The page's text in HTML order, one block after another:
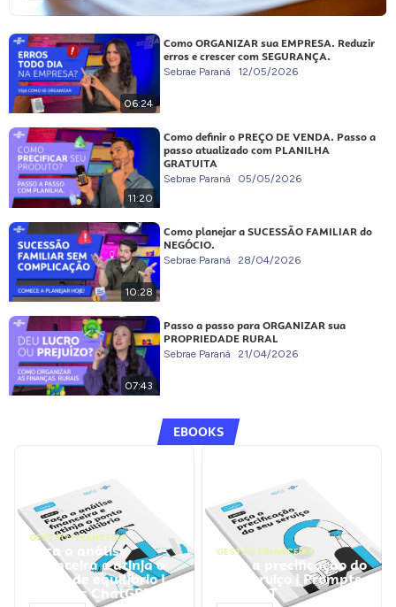
06:24
Como ORGANIZAR sua EMPRESA. Reduzir
erros e crescer com SEGURANÇA.
Sebrae Paraná 12/05/2026
11:20
Como definir o PREÇO DE VENDA. Passo a
passo atualizado com PLANILHA
GRATUITA
Sebrae Paraná 05/05/2026
10:28
Como planejar a SUCESSÃO FAMILIAR do
NEGÓCIO.
Sebrae Paraná 28/04/2026
07:43
Passo a passo para ORGANIZAR sua
PROPRIEDADE RURAL
Sebrae Paraná 21/04/2026
EBOOKS
GESTÃO FINANCEIRA
Faça a análise
financeira e atinja o
ponto de equilíbrio |
Prompts ChatGPT
GESTÃO FINANCEIRA
Faça a precificação do
seu serviço | Prompts
ChatGPT